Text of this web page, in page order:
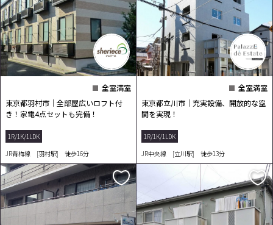
全室満室
東京都羽村市｜全部屋広いロフト付
き！家電4点セットも完備！
1R/1K/1LDK
JR青梅線 [羽村駅] 徒歩16分
全室満室
東京都立川市｜充実設備、開放的な空
間を実現！
1R/1K/1LDK
JR中央線 [立川駅] 徒歩13分